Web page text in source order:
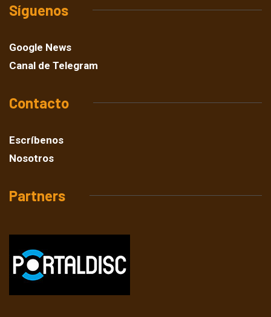
Síguenos
Google News
Canal de Telegram
Contacto
Escríbenos
Nosotros
Partners